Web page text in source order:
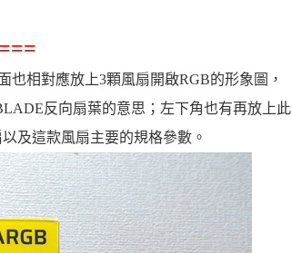
也相對應放上3顆風扇開啟RGB的形象圖，
反向扇葉的意思；左下角也有再放上此
及這款風扇主要的規格參數。